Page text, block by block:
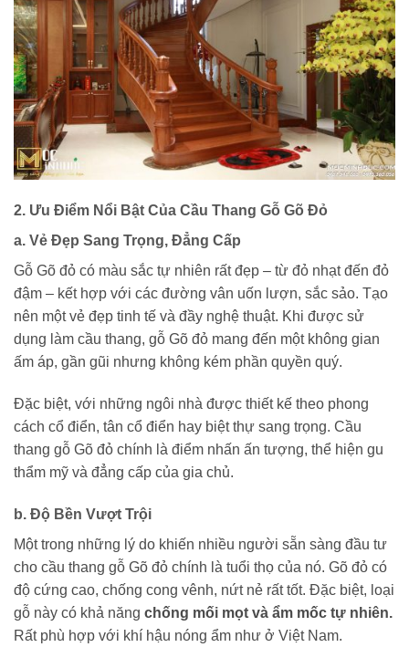
2. Ưu Điểm Nổi Bật Của Cầu Thang Gỗ Gõ Đỏ
a. Vẻ Đẹp Sang Trọng, Đẳng Cấp
Gỗ Gõ đỏ có màu sắc tự nhiên rất đẹp – từ đỏ nhạt đến đỏ
đậm – kết hợp với các đường vân uốn lượn, sắc sảo. Tạo
nên một vẻ đẹp tinh tế và đầy nghệ thuật. Khi được sử
dụng làm cầu thang, gỗ Gõ đỏ mang đến một không gian
ấm áp, gần gũi nhưng không kém phần quyền quý.
Đặc biệt, với những ngôi nhà được thiết kế theo phong
cách cổ điển, tân cổ điển hay biệt thự sang trọng. Cầu
thang gỗ Gõ đỏ chính là điểm nhấn ấn tượng, thể hiện gu
thẩm mỹ và đẳng cấp của gia chủ.
b. Độ Bền Vượt Trội
Một trong những lý do khiến nhiều người sẵn sàng đầu tư
cho cầu thang gỗ Gõ đỏ chính là tuổi thọ của nó. Gõ đỏ có
độ cứng cao, chống cong vênh, nứt nẻ rất tốt. Đặc biệt, loại
gỗ này có khả năng chống mối mọt và ẩm mốc tự nhiên.
Rất phù hợp với khí hậu nóng ẩm như ở Việt Nam.